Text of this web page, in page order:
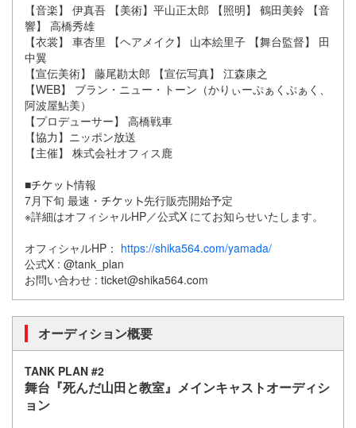
【音楽】 伊真吾 【美術】平山正太郎 【照明】 鶴田美鈴 【音
響】 高橋秀雄
【衣裳】 車杏里 【ヘアメイク】 山本絵里子 【舞台監督】 田
中翼
【宣伝美術】 藤尾勘太郎 【宣伝写真】 江森康之
【WEB】 ブラン・ニュー・トーン（かりぃーぷぁくぷぁく、
阿波屋鮎美）
【プロデューサー】 高橋戦車
【協力】ニッポン放送
【主催】 株式会社オフィス鹿
■
情報
7月下旬 最速・
先行販売開始予定
※詳細はオフィシャルHP／公式X にてお知らせいたします。
オフィシャルHP： https://shika564.com/yamada/
公式X : @tank_plan
お問い合わせ : ticket@shika564.com
オーディション概要
TANK PLAN #2
舞台『死んだ山田と教室』メインキャストオーディシ
ョン